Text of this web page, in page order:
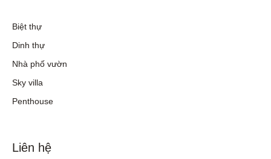
Biệt thự
Dinh thự
Nhà phố vườn
Sky villa
Penthouse
Liên hệ